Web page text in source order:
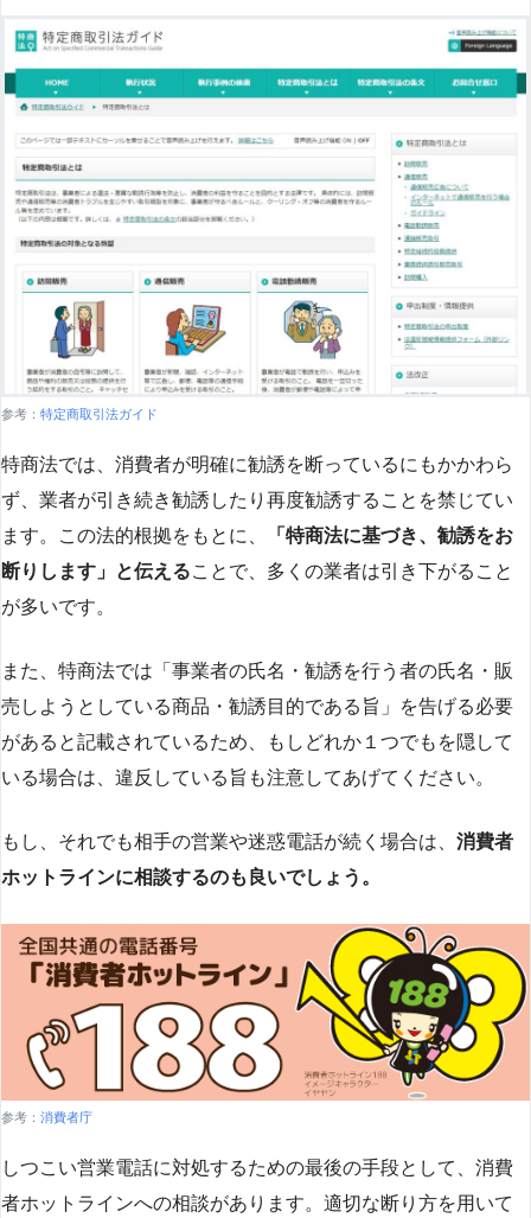
参考： 特定商取引法ガイド
特商法では、消費者が明確に勧誘を断っているにもかかわら
ず、業者が引き続き勧誘したり再度勧誘することを禁じてい
ます。この法的根拠をもとに、
「特商法に基づき、勧誘をお
断りします」と伝えることで、多くの業者は引き下がること
が多いです​​。
また、特商法では「事業者の氏名・勧誘を行う者の氏名・販
売しようとしている商品・勧誘目的である旨」を告げる必要
があると記載されているため、もしどれか１つでもを隠して
いる場合は、違反している旨も注意してあげてください。
もし、それでも相手の営業や迷惑電話が続く場合は、 消費者
ホットラインに相談するのも良いでしょう。
参考： 消費者庁
しつこい営業電話に対処するための最後の手段として、消費
者ホットラインへの相談があります。適切な断り方を用いて